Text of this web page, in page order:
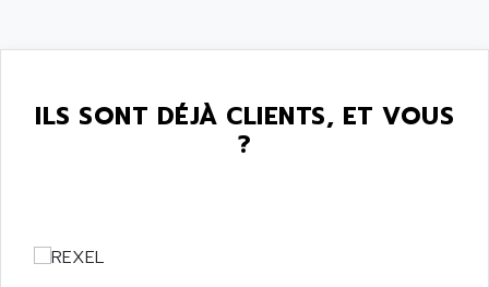
ILS SONT DÉJÀ CLIENTS, ET VOUS
?